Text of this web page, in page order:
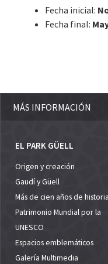
Fecha inicial:
Fecha final:
MÁS INFORMACIÓN
EL PARK GÜELL
Origen y creación
Gaudí y Güell
Más de cien años de historia
Patrimonio Mundial por la
UNESCO
Espacios emblemáticos
Galería Multimedia